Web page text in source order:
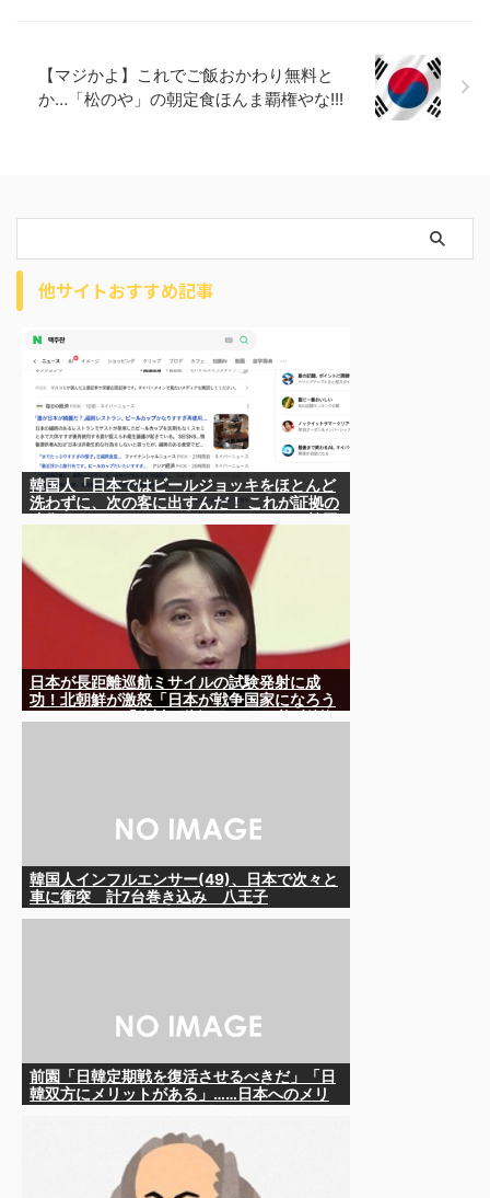
【マジかよ】これでご飯おかわり無料と
か…「松のや」の朝定食ほんま覇権やな!!!
他サイトおすすめ記事
韓国人「日本ではビールジョッキをほとんど
洗わずに、次の客に出すんだ！ これが証拠の
には「アレ」がないんだ？
日本が長距離巡航ミサイルの試験発射に成
功！北朝鮮が激怒「日本が戦争国家になろう
韓国人インフルエンサー(49)、日本で次々と
車に衝突 計7台巻き込み 八王子
前園「日韓定期戦を復活させるべきだ」「日
韓双方にメリットがある」……日本へのメリ